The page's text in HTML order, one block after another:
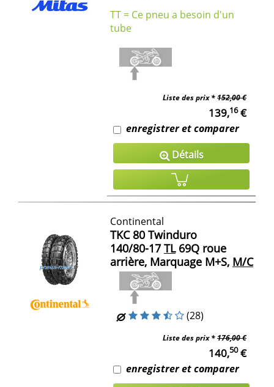
TT = Ce pneu a besoin d'un
tube
Liste des prix *152,00 €
139,16€
enregistrer et comparer
Détails
Continental
TKC 80 Twinduro
140/80-17 TL69Q roue
arrière, Marquage M+S, M/C
(28)
Liste des prix *176,00 €
140,50€
enregistrer et comparer